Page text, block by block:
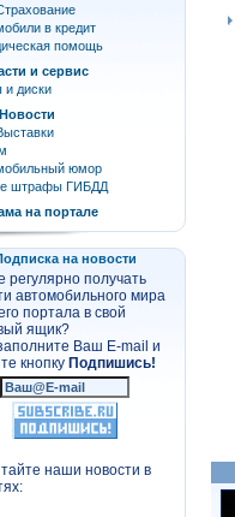
в кредит
помощь
и сервис
диски
юмор
штрафы ГИБДД
на портале
на новости
регулярно получать
автомобильного мира
портала в свой
ящик?
Ваш E-mail и
кнопку Подпишись!
наши новости в